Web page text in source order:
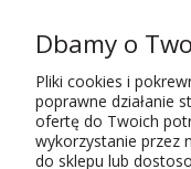
Dbamy o
Pliki cookies i
poprawne działanie
ofertę do Twoich
wykorzystanie przez
do sklepu lub